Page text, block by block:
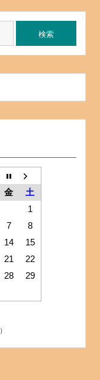
金
土
1
7
8
14
15
21
22
28
29